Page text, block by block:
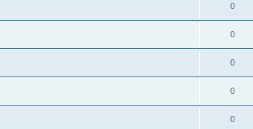
0
0
0
0
0